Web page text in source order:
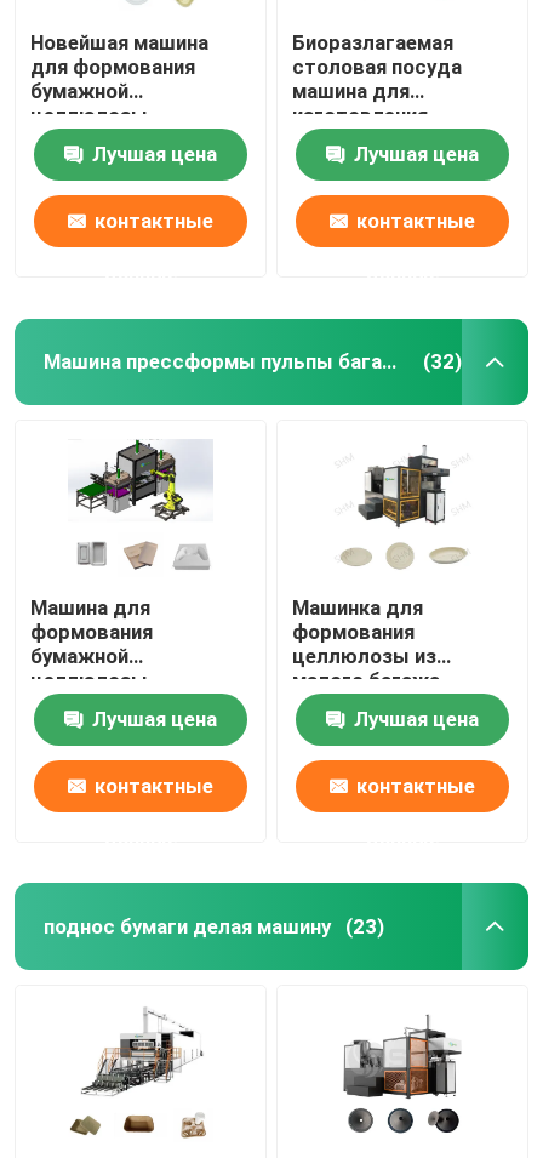
Новейшая машина
для формования
бумажной
целлюлозы
Лучшая цена
контактные
Биоразлагаемая
столовая посуда
машина для
изготовления
бумажной
целлюлозы
Термоформационная
машина
Лучшая цена
контактные
Машина прессформы пульпы багассы (32)
Машина для
формования
бумажной
целлюлозы
Лучшая цена
контактные
Машинка для
формования
целлюлозы из
малого багажа
Лучшая цена
контактные
поднос бумаги делая машину (23)